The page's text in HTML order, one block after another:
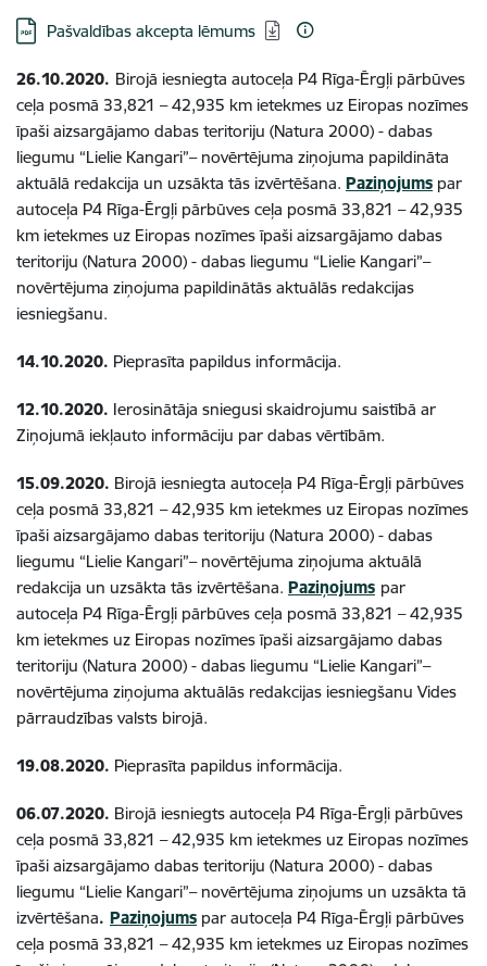
Lejupielādēt:
Pašvaldības akcepta lēmums
26.10.2020. Birojā iesniegta autoceļa P4 Rīga-Ērgļi pārbūves
ceļa posmā 33,821 – 42,935 km ietekmes uz Eiropas nozīmes
īpaši aizsargājamo dabas teritoriju (Natura 2000) - dabas
liegumu “Lielie Kangari”– novērtējuma ziņojuma papildināta
aktuālā redakcija un uzsākta tās izvērtēšana. Paziņojums par
autoceļa P4 Rīga-Ērgļi pārbūves ceļa posmā 33,821 – 42,935
km ietekmes uz Eiropas nozīmes īpaši aizsargājamo dabas
teritoriju (Natura 2000) - dabas liegumu “Lielie Kangari”–
novērtējuma ziņojuma papildinātās aktuālās redakcijas
iesniegšanu.
14.10.2020. Pieprasīta papildus informācija.
12.10.2020. Ierosinātāja sniegusi skaidrojumu saistībā ar
Ziņojumā iekļauto informāciju par dabas vērtībām.
15.09.2020. Birojā iesniegta autoceļa P4 Rīga-Ērgļi pārbūves
ceļa posmā 33,821 – 42,935 km ietekmes uz Eiropas nozīmes
īpaši aizsargājamo dabas teritoriju (Natura 2000) - dabas
liegumu “Lielie Kangari”– novērtējuma ziņojuma aktuālā
redakcija un uzsākta tās izvērtēšana. Paziņojums par
autoceļa P4 Rīga-Ērgļi pārbūves ceļa posmā 33,821 – 42,935
km ietekmes uz Eiropas nozīmes īpaši aizsargājamo dabas
teritoriju (Natura 2000) - dabas liegumu “Lielie Kangari”–
novērtējuma ziņojuma aktuālās redakcijas iesniegšanu Vides
pārraudzības valsts birojā.
19.08.2020. Pieprasīta papildus informācija.
06.07.2020. Birojā iesniegts autoceļa P4 Rīga-Ērgļi pārbūves
ceļa posmā 33,821 – 42,935 km ietekmes uz Eiropas nozīmes
īpaši aizsargājamo dabas teritoriju (Natura 2000) - dabas
liegumu “Lielie Kangari”– novērtējuma ziņojums un uzsākta tā
izvērtēšana. Paziņojums par autoceļa P4 Rīga-Ērgļi pārbūves
ceļa posmā 33,821 – 42,935 km ietekmes uz Eiropas nozīmes